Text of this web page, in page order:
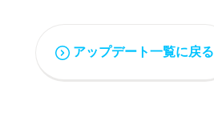
アップデート一覧に戻る